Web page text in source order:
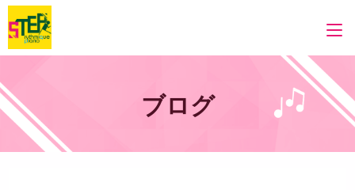
コ
ン
テ
ツ
へ
ブログ